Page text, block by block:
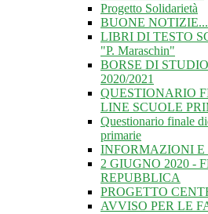
Progetto Solidarietà
BUONE NOTIZIE...
LIBRI DI TESTO
"P. Maraschin"
BORSE DI
2020/2021
QUESTIONARIO
LINE SCUOLE
Questionario finale
primarie
INFORMAZIONI
2 GIUGNO 2020 -
REPUBBLICA
PROGETTO
AVVISO PER LE